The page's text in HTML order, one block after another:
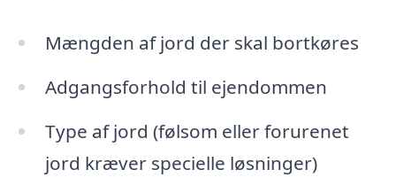
Mængden af jord der skal bortkøres
Adgangsforhold til ejendommen
Type af jord (følsom eller forurenet
jord kræver specielle løsninger)